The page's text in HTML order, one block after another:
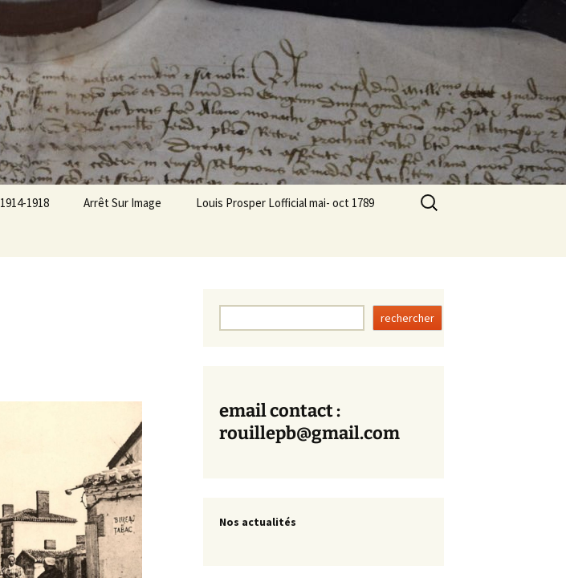
historiques des
1914-1918 Arrêt Sur Image Louis Prosper Lofficial mai- oct 1789
Chapitre IV
Rechercher :
rechercher
email contact :
rouillepb@gmail.com
Nos actualités